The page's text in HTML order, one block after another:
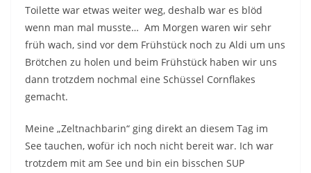
Toilette war etwas weiter weg, deshalb war es blöd
wenn man mal musste… Am Morgen waren wir sehr
früh wach, sind vor dem Frühstück noch zu Aldi um uns
Brötchen zu holen und beim Frühstück haben wir uns
dann trotzdem nochmal eine Schüssel Cornflakes
gemacht.
Meine „Zeltnachbarin“ ging direkt an diesem Tag im
See tauchen, wofür ich noch nicht bereit war. Ich war
trotzdem mit am See und bin ein bisschen SUP